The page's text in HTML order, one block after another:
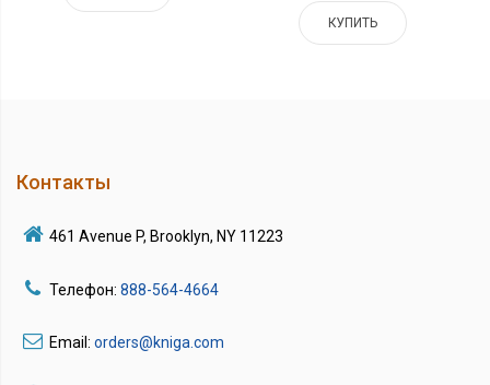
КУПИТЬ
Контакты
461 Avenue P, Brooklyn, NY 11223
Телефон: 888-564-4664
Email: orders@kniga.com